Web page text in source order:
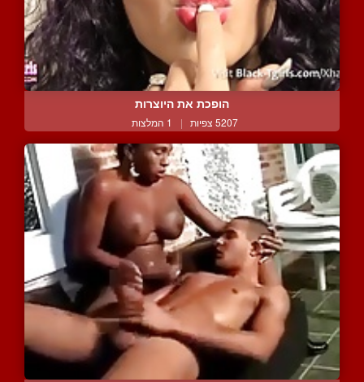
הופכת את היוצרות
5207 צפיות | 1 המלצות